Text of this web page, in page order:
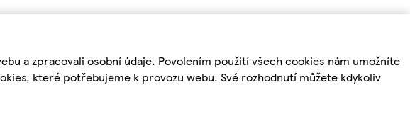
a zpracovali osobní údaje. Povolením použití všech cookies nám umožníte
které potřebujeme k provozu webu. Své rozhodnutí můžete kdykoliv